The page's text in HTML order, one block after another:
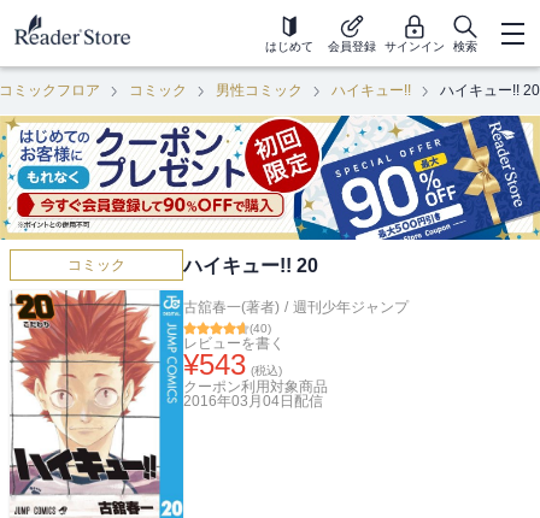
はじめて 会員登録 サインイン 検索
コミックフロア コミック 男性コミック ハイキュー!! ハイキュー!! 20
コミック ハイキュー!! 20
古舘春一(著者) / 週刊少年ジャンプ
(40)
レビューを書く
¥543 (税込)
クーポン利用対象商品
2016年03月04日 配信